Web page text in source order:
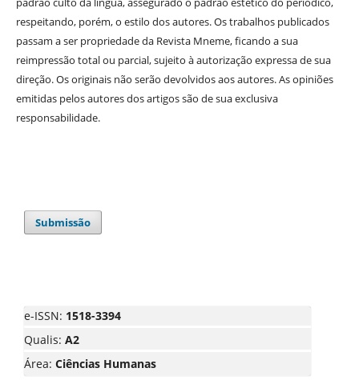
respeitando, porém, o estilo dos autores. Os trabalhos publicados
passam a ser propriedade da Revista Mneme, ficando a sua
reimpressão total ou parcial, sujeito à autorização expressa de sua
direção. Os originais não serão devolvidos aos autores. As opiniões
emitidas pelos autores dos artigos são de sua exclusiva
responsabilidade.
Submissão
e-ISSN: 1518-3394
Qualis: A2
Área: Ciências Humanas